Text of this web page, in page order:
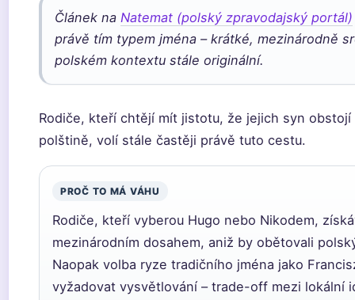
Článek na Natemat (polský zpravodajský portál)
právě tím typem jména – krátké, mezinárodně
polském kontextu stále originální.
Rodiče, kteří chtějí mít jistotu, že jejich syn
polštině, volí stále častěji právě tuto cestu.
PROČ TO MÁ VÁHU
Rodiče, kteří vyberou Hugo nebo Nikodem,
mezinárodním dosahem, aniž by obětovali
Naopak volba ryze tradičního jména jako
vyžadovat vysvětlování – trade-off mezi lokální